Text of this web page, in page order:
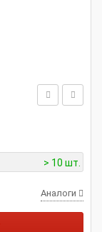
> 10 шт.
Аналоги